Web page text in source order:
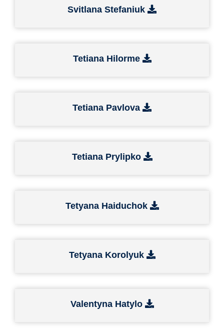
Svitlana Stefaniuk
Tetiana Hilorme
Tetiana Pavlova
Tetiana Prylipko
Tetyana Haiduchok
Tetyana Korolyuk
Valentyna Hatylo